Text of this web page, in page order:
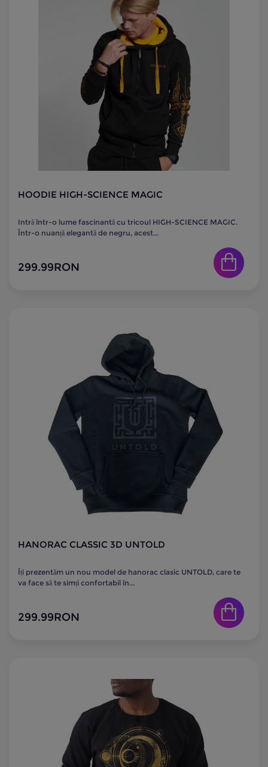
HOODIE HIGH-SCIENCE MAGIC
Intră într-o lume fascinantă cu tricoul HIGH-SCIENCE MAGIC.
Într-o nuanță elegantă de negru, acest...
299.99RON
HANORAC CLASSIC 3D UNTOLD
Îți prezentăm un nou model de hanorac clasic UNTOLD, care te
va face să te simți confortabil în...
299.99RON